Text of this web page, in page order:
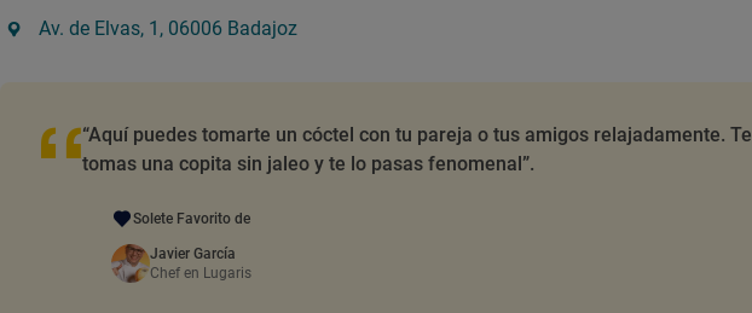
Av. de Elvas, 1, 06006 Badajoz
“Aquí puedes tomarte un cóctel con tu pareja o tus amigos relajadamente. Te
tomas una copita sin jaleo y te lo pasas fenomenal”.
Solete Favorito de
Javier García
Chef en Lugaris